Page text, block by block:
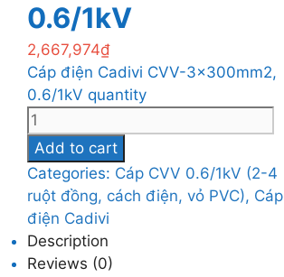
0.6/1kV
2,667,974₫
Cáp điện Cadivi CVV-3x300mm2,
0.6/1kV quantity
Add to cart
Categories: Cáp CVV 0.6/1kV (2-4
ruột đồng, cách điện, vỏ PVC), Cáp
điện Cadivi
Description
Reviews (0)